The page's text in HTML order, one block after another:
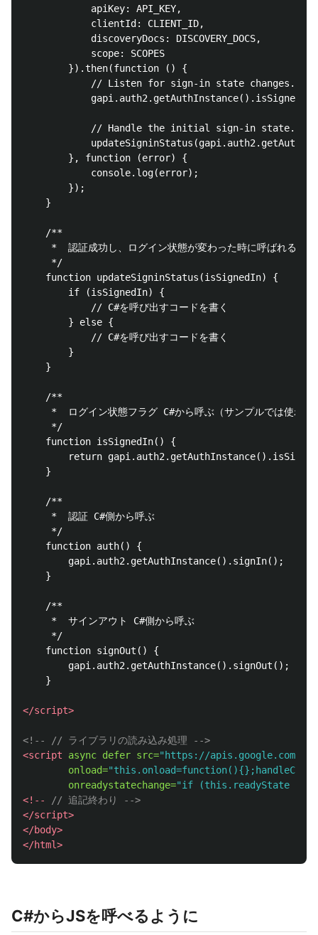
            apiKey: API_KEY,
            clientId: CLIENT_ID,
            discoveryDocs: DISCOVERY_DOCS,
            scope: SCOPES
        }).then(function () {
            // Listen for sign-in state changes.
            // Handle the initial sign-in state.
        }, function (error) {
            console.log(error);
        });
    }
    /**
     *  認証成功し、ログイン状態が変わった時に呼ばれる
     */
    function updateSigninStatus(isSignedIn) {
        if (isSignedIn) {
            // C#を呼び出すコードを書く
        } else {
            // C#を呼び出すコードを書く
        }
    }
    /**
*  ログイン状態フラグ C#から呼ぶ（サンプルでは使わな
     */
    function isSignedIn() {
return
    }
    /**
     *  認証 C#側から呼ぶ
     */
    function auth() {
        gapi.auth2.getAuthInstance().signIn();
    }
    /**
     *  サインアウト C#側から呼ぶ
     */
    function signOut() {
        gapi.auth2.getAuthInstance().signOut();
    }
</script>
<!-- // ライブラリの読み込み処理 -->
<script async defer src="https://apis.google.com/
onload=
onreadystatechange="if (this.readyState
<!--
// 追記終わり -->
</script>
</body>
</html>
C#からJSを呼べるように